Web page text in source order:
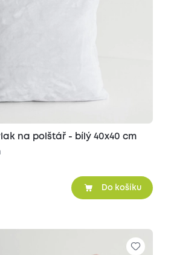
na polštář - bílý 40x40 cm
Do košíku